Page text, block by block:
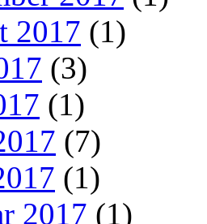
2017 (1)
(3)
(1)
(7)
(1)
2017 (1)